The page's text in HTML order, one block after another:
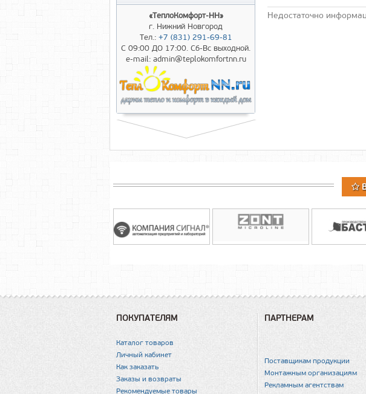
Недостаточно
«ТеплоКомфорт-НН»
г. Нижний Новгород
Тел.: +7 (831) 291-69-81
С 09:00 ДО 17:00. Сб-Вс выходной.
e-mail: admin@teplokomfortnn.ru
ПОКУПАТЕЛЯМ
Каталог товаров
Личный кабинет
Как заказать
Заказы и возвраты
Рекомендуемые товары
ПАРТНЕРАМ
Поставщикам продукции
Монтажным организациям
Рекламным агентствам